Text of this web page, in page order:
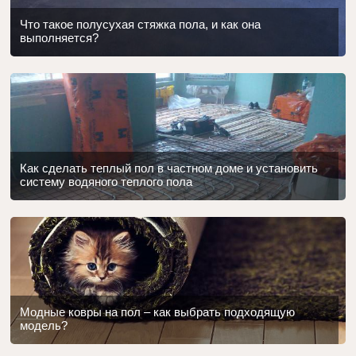
Что такое полусухая стяжка пола, и как она
выполняется?
Как сделать теплый пол в частном доме и установить
систему водяного теплого пола
Модные ковры на пол – как выбрать подходящую
модель?